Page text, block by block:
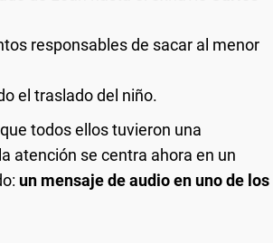
responsables de sacar al menor
el traslado del niño.
todos ellos tuvieron una
atención se centra ahora en un
un mensaje de audio en uno de los